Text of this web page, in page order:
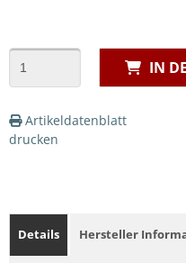
IN
Artikeldatenblatt
drucken
Details Hersteller